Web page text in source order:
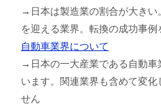
→日本は製造業の割合が大きい
を迎える業界。転換の成功事例
自動車業界について
→日本の一大産業である自動車
います。関連業界も含めて変
せん